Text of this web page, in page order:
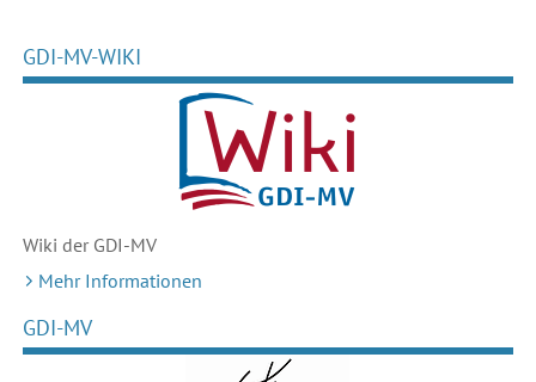
GDI-MV-WIKI
Wiki der GDI-MV
Mehr Informationen
GDI-MV